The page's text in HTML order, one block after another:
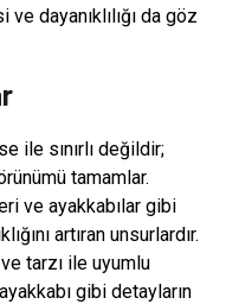
dayanıklılığı da göz
ile sınırlı değildir;
tamamlar.
ve ayakkabılar gibi
artıran unsurlardır.
tarzı ile uyumlu
gibi detayların